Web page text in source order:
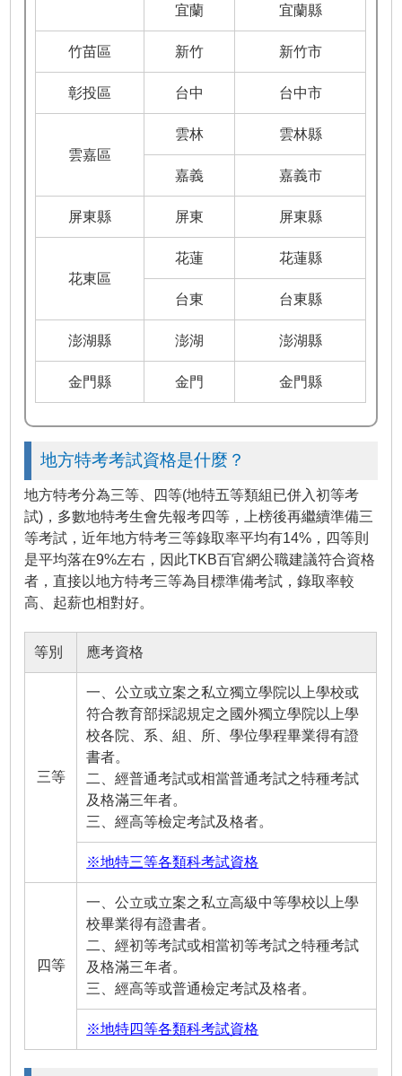
宜蘭 宜蘭縣
竹苗區 新竹 新竹市
彰投區 台中 台中市
雲嘉區
雲林 雲林縣
嘉義 嘉義市
屏東縣 屏東 屏東縣
花東區
花蓮 花蓮縣
台東 台東縣
澎湖縣 澎湖 澎湖縣
金門縣 金門 金門縣
地方特考考試資格是什麼？
地方特考分為三等、四等(地特五等類組已併入初等考
試)，多數地特考生會先報考四等，上榜後再繼續準備三
等考試，近年地方特考三等錄取率平均有14%，四等則
是平均落在9%左右，因此TKB百官網公職建議符合資格
者，直接以地方特考三等為目標準備考試，錄取率較
高、起薪也相對好。
等別 應考資格
三等
一、公立或立案之私立獨立學院以上學校或
符合教育部採認規定之國外獨立學院以上學
校各院、系、組、所、學位學程畢業得有證
書者。
二、經普通考試或相當普通考試之特種考試
及格滿三年者。
三、經高等檢定考試及格者。
※地特三等各類科考試資格
四等
一、公立或立案之私立高級中等學校以上學
校畢業得有證書者。
二、經初等考試或相當初等考試之特種考試
及格滿三年者。
三、經高等或普通檢定考試及格者。
※地特四等各類科考試資格